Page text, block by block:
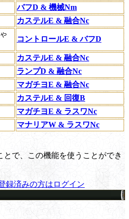
バフD & 機械Nm
カステルE & 融合Nc
コントロールE & バフD
カステルE & 融合Nc
ランプD & 融合Nc
マガチヨE & 融合Nc
カステルE & 回復B
マガチヨE & ラスワNc
マナリアW & ラスワNc
とで、この機能を使うことができ
録済みの方はログイン